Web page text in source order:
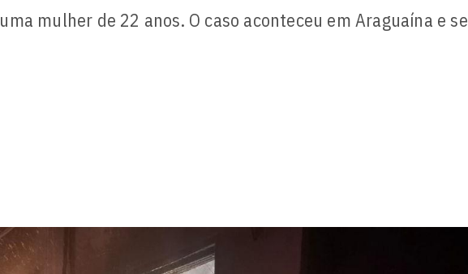
mulher de 22 anos. O caso aconteceu em Araguaína e